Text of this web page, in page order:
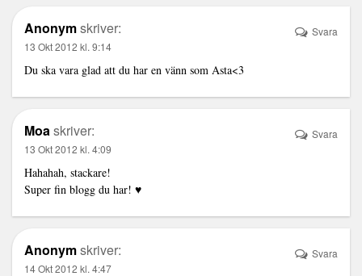
Anonymskriver:
13 Okt 2012 kl. 9:14
Du ska vara glad att du har en vänn som Asta<3
Svara
Moaskriver:
13 Okt 2012 kl. 4:09
Hahahah, stackare!
Super fin blogg du har! ♥
Svara
Anonymskriver:
14 Okt 2012 kl. 4:47
Svara